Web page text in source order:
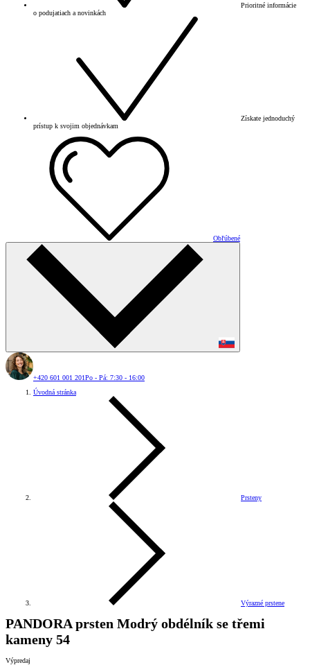
Prioritné informácie
o podujatiach a novinkách
Získate jednoduchý
prístup k svojim objednávkam
Obľúbené
+420 601 001 201Po - Pá: 7:30 - 16:00
Úvodná stránka
Prsteny
Výrazné prstene
PANDORA prsten Modrý obdélník se třemi
kameny 54
Výpredaj